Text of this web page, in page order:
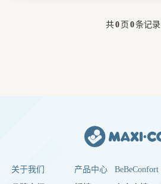
共0 页 0条记录
关于我们 产品中心 BeBeConfort